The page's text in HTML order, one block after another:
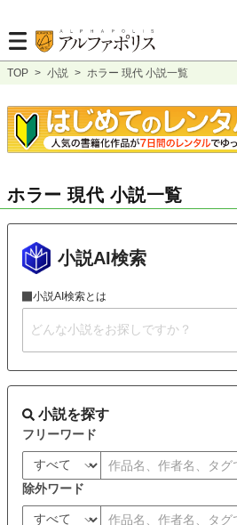
TOP > 小説 > ホラー 現代 小説一覧
ホラー 現代 小説一覧
小説AI検索
小説AI検索とは
小説を探す
フリーワード
除外ワード